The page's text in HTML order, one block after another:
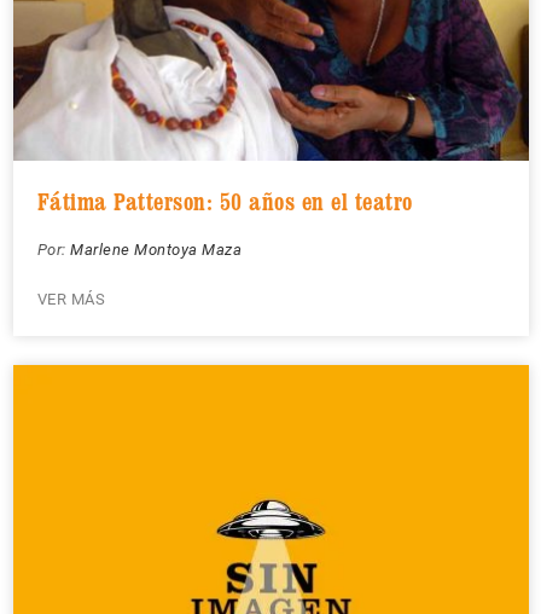
Fátima Patterson: 50 años en el teatro
Por: Marlene Montoya Maza
VER MÁS